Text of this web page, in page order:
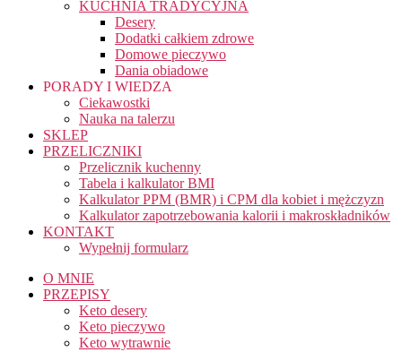
KUCHNIA TRADYCYJNA
Desery
Dodatki całkiem zdrowe
Domowe pieczywo
Dania obiadowe
PORADY I WIEDZA
Ciekawostki
Nauka na talerzu
SKLEP
PRZELICZNIKI
Przelicznik kuchenny
Tabela i kalkulator BMI
Kalkulator PPM (BMR) i CPM dla kobiet i mężczyzn
Kalkulator zapotrzebowania kalorii i makroskładników
KONTAKT
Wypełnij formularz
O MNIE
PRZEPISY
Keto desery
Keto pieczywo
Keto wytrawnie